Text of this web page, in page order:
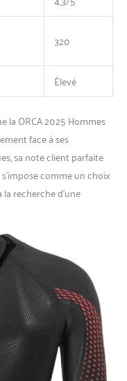
320
Élevé
la ORCA 2025 Hommes
face à ses
sa note client parfaite
comme un choix
recherche d’une